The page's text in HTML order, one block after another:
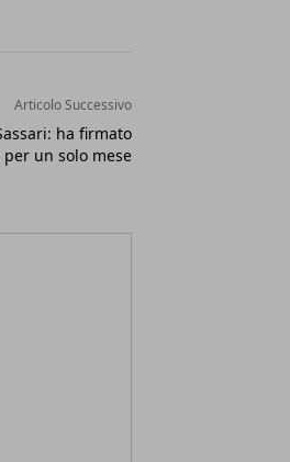
Articolo Successivo
ha firmato
un solo mese